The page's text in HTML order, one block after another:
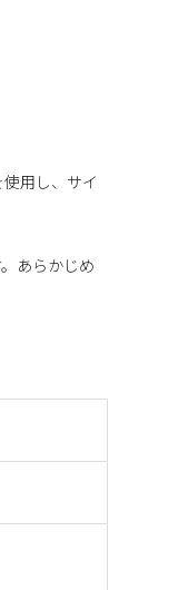
用し、サイ
あらかじめ